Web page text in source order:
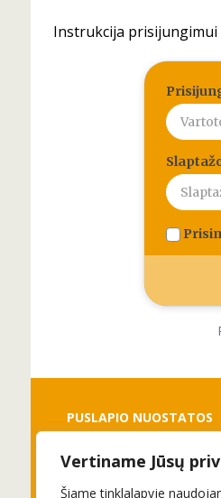
Vertiname Jūsų
Šiame tinklalapyje
Instrukcija prisijungimui
PUSLAPIO NUOSTATOS
Slapukai
Privatumo politika